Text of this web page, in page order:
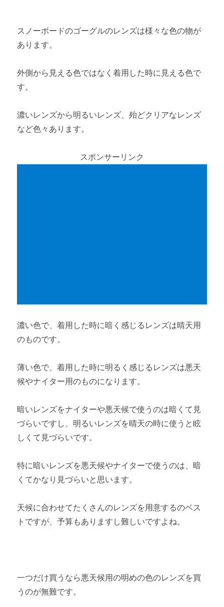
スノーボードのゴーグルのレンズは様々な色の物が
あります。
外側から見える色ではなく着用した時に見える色で
す。
濃いレンズから明るいレンズ、殆どクリアなレンズ
など色々あります。
スポンサーリンク
濃い色で、着用した時に暗く感じるレンズは晴天用
のものです。
薄い色で、着用した時に明るく感じるレンズは悪天
候やナイター用のものになります。
暗いレンズをナイターや悪天候で使うのは暗くて見
づらいですし、明るいレンズを晴天の時に使うと眩
しくて見づらいです。
特に暗いレンズを悪天候やナイターで使うのは、暗
くてかなり見づらいと思います。
天候に合わせてたくさんのレンズを用意するのベス
トですが、予算もありますし難しいですよね。
一つだけ買うなら悪天候用の明めの色のレンズを買
うのが無難です。